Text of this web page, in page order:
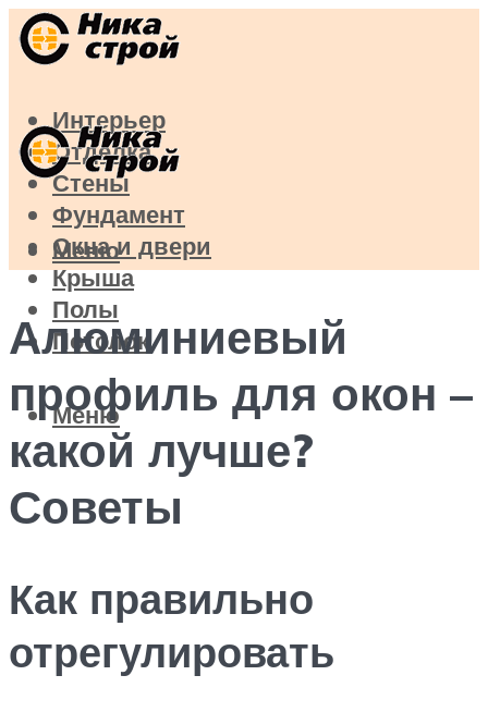
Интерьер
Отделка
Стены
Фундамент
Окна и двери
Крыша
Полы
Потолок
Меню
Меню
Алюминиевый
профиль для окон –
какой лучше?
Советы
Как правильно
отрегулировать